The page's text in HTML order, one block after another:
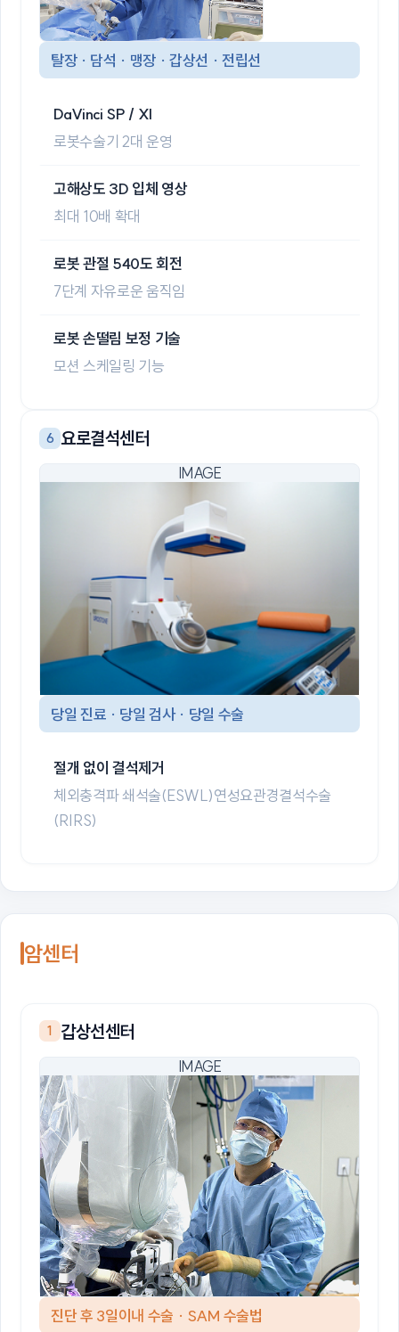
탈장 · 담석 · 맹장 · 갑상선 · 전립선
DaVinci SP / XI
로봇수술기 2대 운영
고해상도 3D 입체 영상
최대 10배 확대
로봇 관절 540도 회전
7단계 자유로운 움직임
로봇 손떨림 보정 기술
모션 스케일링 기능
6 요로결석센터
당일 진료 · 당일 검사 · 당일 수술
절개 없이 결석제거
체외충격파 쇄석술(ESWL)연성요관경결석수술
(RIRS)
암센터
1 갑상선센터
진단 후 3일이내 수술 · SAM 수술법